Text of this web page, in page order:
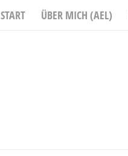
START ÜBER MICH (AEL)